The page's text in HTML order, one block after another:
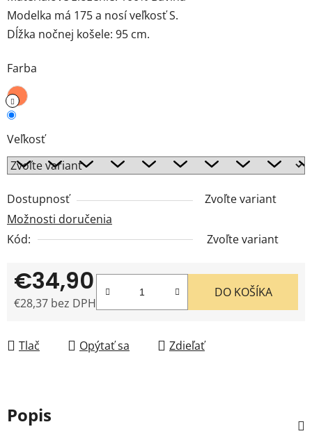
Modelka má 175 a nosí veľkosť S.
Dĺžka nočnej košele: 95 cm.
Farba
Veľkosť
Dostupnosť
Zvoľte variant
Možnosti doručenia
Kód:
Zvoľte variant
€34,90
€28,37 bez DPH
DO KOŠÍKA
Tlač Opýtať sa Zdieľať
Popis